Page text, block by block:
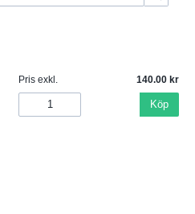
Pris exkl. 140.00
Köp